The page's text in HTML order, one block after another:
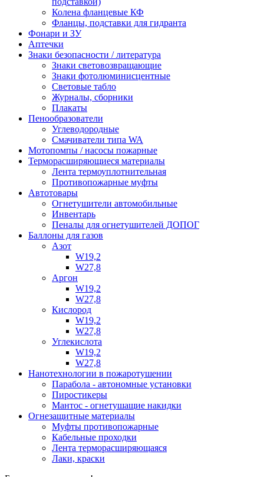
Колена фланцевые КФ
Фланцы, подставки для гидранта
Фонари и ЗУ
Аптечки
Знаки безопасности / литература
Знаки световозвращающие
Знаки фотолюминисцентные
Световые табло
Журналы, сборники
Плакаты
Пенообразователи
Углеводородные
Смачиватели типа WA
Мотопомпы / насосы пожарные
Терморасширяющиеся материалы
Лента термоуплотнительная
Противопожарные муфты
Автотовары
Огнетушители автомобильные
Инвентарь
Пеналы для огнетушителей ДОПОГ
Баллоны для газов
Азот
W19,2
W27,8
Аргон
W19,2
W27,8
Кислород
W19,2
W27,8
Углекислота
W19,2
W27,8
Нанотехнологии в пожаротушении
Парабола - автономные установки
Пиростикеры
Мантос - огнетушащие накидки
Огнезащитные материалы
Муфты противопожарные
Кабельные проходки
Лента терморасширяющаяся
Лаки, краски